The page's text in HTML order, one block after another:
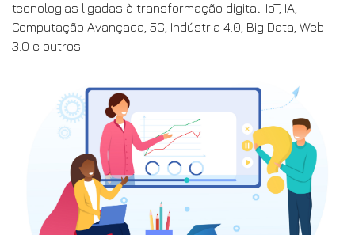
tecnologias ligadas à transformação digital: IoT, IA,
Computação Avançada, 5G, Indústria 4.0, Big Data, Web
3.0 e outros.